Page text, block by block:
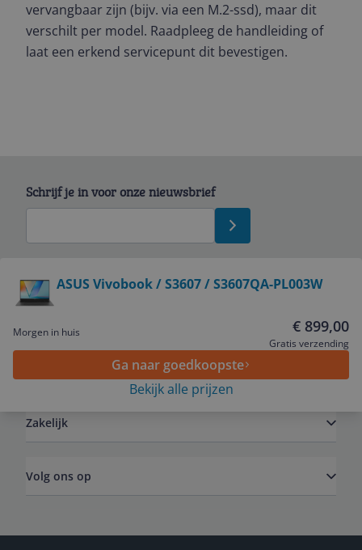
vervangbaar zijn (bijv. via een M.2-ssd), maar dit
verschilt per model. Raadpleeg de handleiding of
laat een erkend servicepunt dit bevestigen.
ASUS Vivobook / S3607 / S3607QA-PL003W
Morgen in huis € 899,00
Gratis verzending
Ga naar goedkoopste
Bekijk alle prijzen
Schrijf je in voor onze nieuwsbrief
Zakelijk
Volg ons op